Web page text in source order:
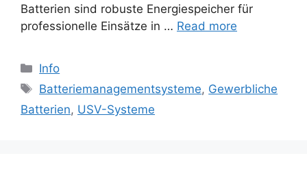
Batterien sind robuste Energiespeicher für
professionelle Einsätze in … Read more
Categories
Info
Tags
Batteriemanagementsysteme, Gewerbliche
Batterien, USV-Systeme